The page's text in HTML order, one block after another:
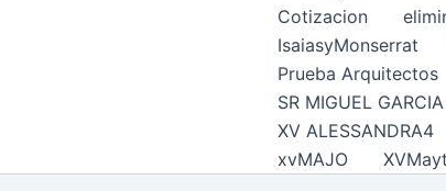
Cotizacion
IsaiasyMonserrat
Prueba Arquitectos
SR MIGUEL
XV ALESSANDRA4
xvMAJO